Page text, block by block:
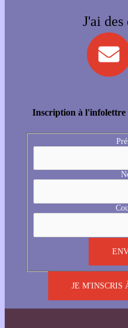
J'ai des
Inscription à l'infolettre
JE M'INSCRIS